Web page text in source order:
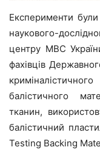
Експерименти
наукового-
центру МВС
фахівців
балістичного
тканин,
балістичний
Testing Backing